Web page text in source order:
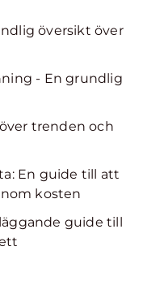
översikt över
- En grundlig
trenden och
En guide till att
kosten
guide till